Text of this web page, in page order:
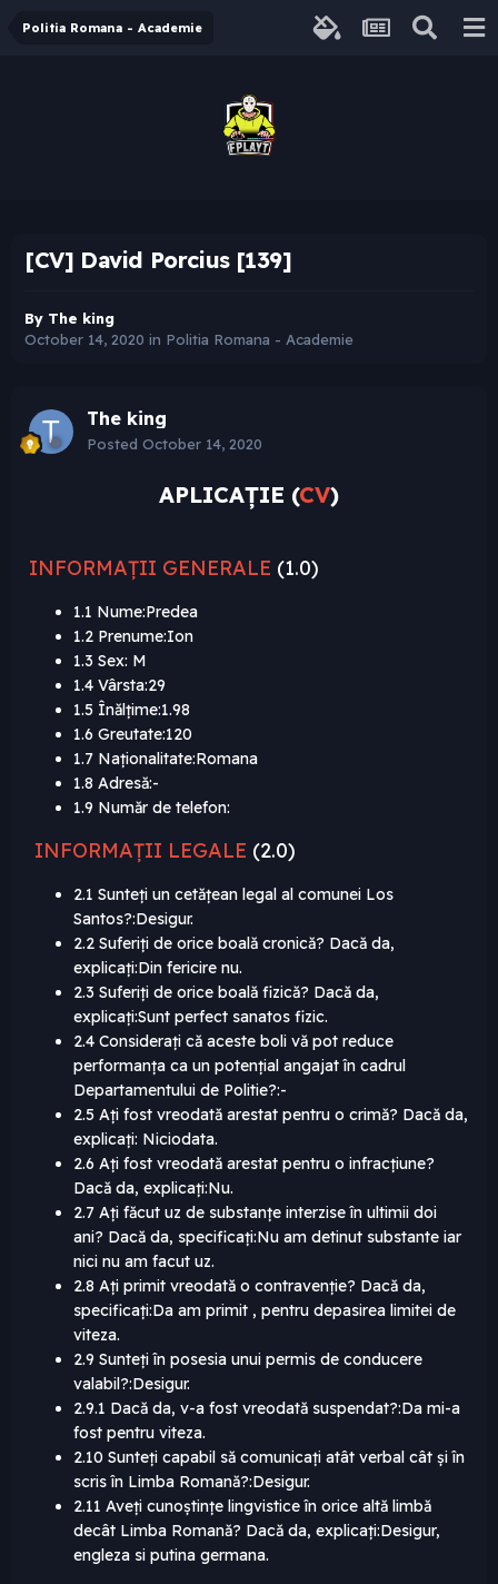
Politia Romana - Academie
[CV] David Porcius [139]
By The king
October 14, 2020 in Politia Romana - Academie
The king
Posted October 14, 2020
APLICAȚIE (CV)
INFORMAȚII GENERALE (1.0)
1.1 Nume:Predea
1.2 Prenume:Ion
1.3 Sex: M
1.4 Vârsta:29
1.5 Înălțime:1.98
1.6 Greutate:120
1.7 Naționalitate:Romana
1.8 Adresă:-
1.9 Număr de telefon:
INFORMAȚII LEGALE (2.0)
2.1 Sunteți un cetățean legal al comunei Los
Santos?:Desigur.
2.2 Suferiți de orice boală cronică? Dacă da,
explicați:Din fericire nu.
2.3 Suferiți de orice boală fizică? Dacă da,
explicați:Sunt perfect sanatos fizic.
2.4 Considerați că aceste boli vă pot reduce
performanța ca un potențial angajat în cadrul
Departamentului de Politie?:-
2.5 Ați fost vreodată arestat pentru o crimă? Dacă da,
explicați: Niciodata.
2.6 Ați fost vreodată arestat pentru o infracțiune?
Dacă da, explicați:Nu.
2.7 Ați făcut uz de substanțe interzise în ultimii doi
ani? Dacă da, specificați:Nu am detinut substante iar
nici nu am facut uz.
2.8 Ați primit vreodată o contravenție? Dacă da,
specificați:Da am primit , pentru depasirea limitei de
viteza.
2.9 Sunteți în posesia unui permis de conducere
valabil?:Desigur.
2.9.1 Dacă da, v-a fost vreodată suspendat?:Da mi-a
fost pentru viteza.
2.10 Sunteți capabil să comunicați atât verbal cât și în
scris în Limba Romană?:Desigur.
2.11 Aveți cunoștințe lingvistice în orice altă limbă
decât Limba Romană? Dacă da, explicați:Desigur,
engleza si putina germana.